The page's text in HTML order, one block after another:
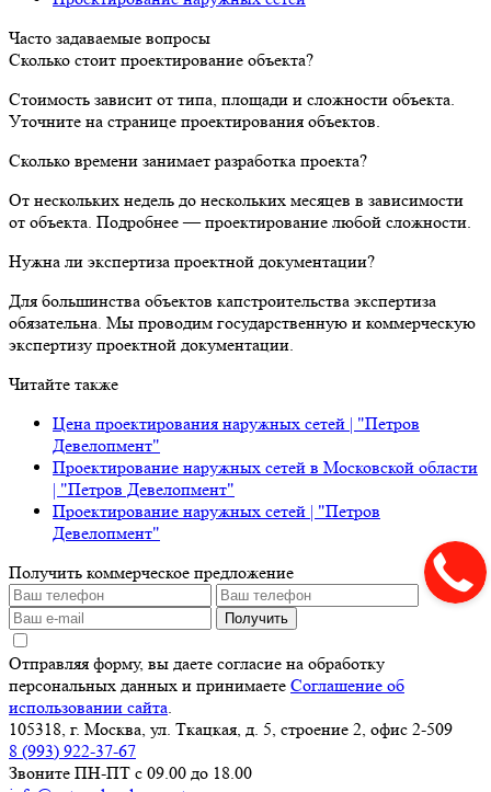
Часто задаваемые вопросы
Сколько стоит проектирование объекта?
Стоимость зависит от типа, площади и сложности объекта.
Уточните на странице проектирования объектов.
Сколько времени занимает разработка проекта?
От нескольких недель до нескольких месяцев в зависимости
от объекта. Подробнее — проектирование любой сложности.
Нужна ли экспертиза проектной документации?
Для большинства объектов капстроительства экспертиза
обязательна. Мы проводим государственную и коммерческую
экспертизу проектной документации.
Читайте также
Цена проектирования наружных сетей | "Петров
Девелопмент"
Проектирование наружных сетей в Московской области
| "Петров Девелопмент"
Проектирование наружных сетей | "Петров
Девелопмент"
Получить коммерческое предложение
Получить
Отправляя форму, вы даете согласие на обработку
персональных данных и принимаете Соглашение об
использовании сайта
105318, г. Москва, ул. Ткацкая, д. 5, строение 2, офис 2-509
8 (993) 922-37-67
Звоните ПН-ПТ с 09.00 до 18.00